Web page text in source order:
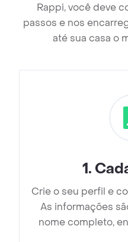
Rappi, você deve
passos e nos
até sua casa o
1.
Crie o seu perfil e
As informações
nome completo,